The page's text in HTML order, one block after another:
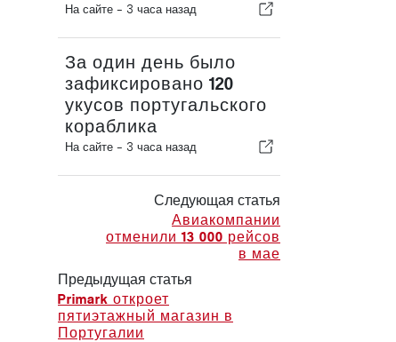
На сайте - 3 часа назад
За один день было
зафиксировано 120
укусов португальского
кораблика
На сайте - 3 часа назад
Следующая статья
Авиакомпании
отменили 13 000 рейсов
в мае
Предыдущая статья
Primark откроет
пятиэтажный магазин в
Португалии